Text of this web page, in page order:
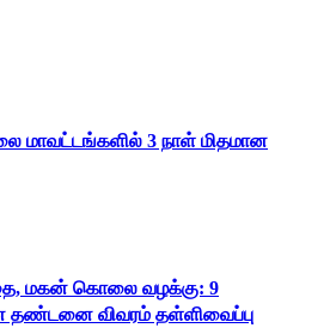
மாவட்டங்களில் 3 நாள் மிதமான
மகன் கொலை வழக்கு: 9
தண்டனை விவரம் தள்ளிவைப்பு